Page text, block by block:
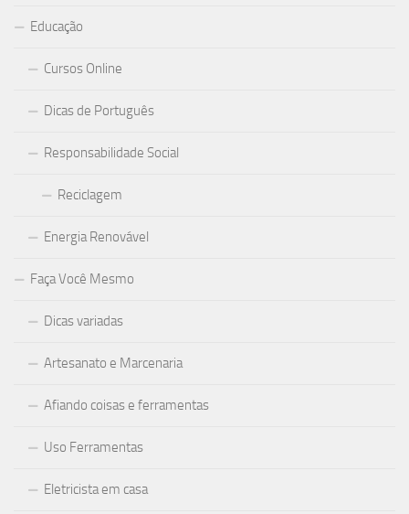
Educação
Cursos Online
Dicas de Português
Responsabilidade Social
Reciclagem
Energia Renovável
Faça Você Mesmo
Dicas variadas
Artesanato e Marcenaria
Afiando coisas e ferramentas
Uso Ferramentas
Eletricista em casa